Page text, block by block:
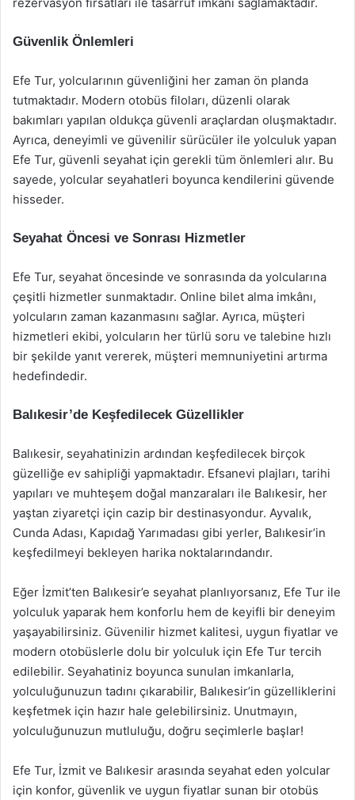
Güvenlik Önlemleri
Efe Tur, yolcularının güvenliğini her zaman ön planda
tutmaktadır. Modern otobüs filoları, düzenli olarak
bakımları yapılan oldukça güvenli araçlardan oluşmaktadır.
Ayrıca, deneyimli ve güvenilir sürücüler ile yolculuk yapan
Efe Tur, güvenli seyahat için gerekli tüm önlemleri alır. Bu
sayede, yolcular seyahatleri boyunca kendilerini güvende
hisseder.
Seyahat Öncesi ve Sonrası Hizmetler
Efe Tur, seyahat öncesinde ve sonrasında da yolcularına
çeşitli hizmetler sunmaktadır. Online bilet alma imkânı,
yolcuların zaman kazanmasını sağlar. Ayrıca, müşteri
hizmetleri ekibi, yolcuların her türlü soru ve talebine hızlı
bir şekilde yanıt vererek, müşteri memnuniyetini artırma
hedefindedir.
Balıkesir’de Keşfedilecek Güzellikler
Balıkesir, seyahatinizin ardından keşfedilecek birçok
güzelliğe ev sahipliği yapmaktadır. Efsanevi plajları, tarihi
yapıları ve muhteşem doğal manzaraları ile Balıkesir, her
yaştan ziyaretçi için cazip bir destinasyondur. Ayvalık,
Cunda Adası, Kapıdağ Yarımadası gibi yerler, Balıkesir’in
keşfedilmeyi bekleyen harika noktalarındandır.
Eğer İzmit’ten Balıkesir’e seyahat planlıyorsanız, Efe Tur ile
yolculuk yaparak hem konforlu hem de keyifli bir deneyim
yaşayabilirsiniz. Güvenilir hizmet kalitesi, uygun fiyatlar ve
modern otobüslerle dolu bir yolculuk için Efe Tur tercih
edilebilir. Seyahatiniz boyunca sunulan imkanlarla,
yolculuğunuzun tadını çıkarabilir, Balıkesir’in güzelliklerini
keşfetmek için hazır hale gelebilirsiniz. Unutmayın,
yolculuğunuzun mutluluğu, doğru seçimlerle başlar!
Efe Tur, İzmit ve Balıkesir arasında seyahat eden yolcular
için konfor, güvenlik ve uygun fiyatlar sunan bir otobüs